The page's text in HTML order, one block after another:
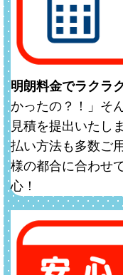
明朗料金でラクラ
かったの？！」そ
見積を提出いたし
払い方法も多数ご
様の都合に合わせ
心！